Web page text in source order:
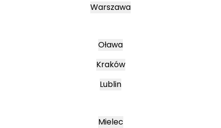
Warszawa
Oława
Kraków
Lublin
Mielec